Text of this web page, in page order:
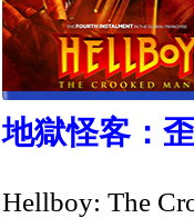
地獄怪客：
Hellboy: The